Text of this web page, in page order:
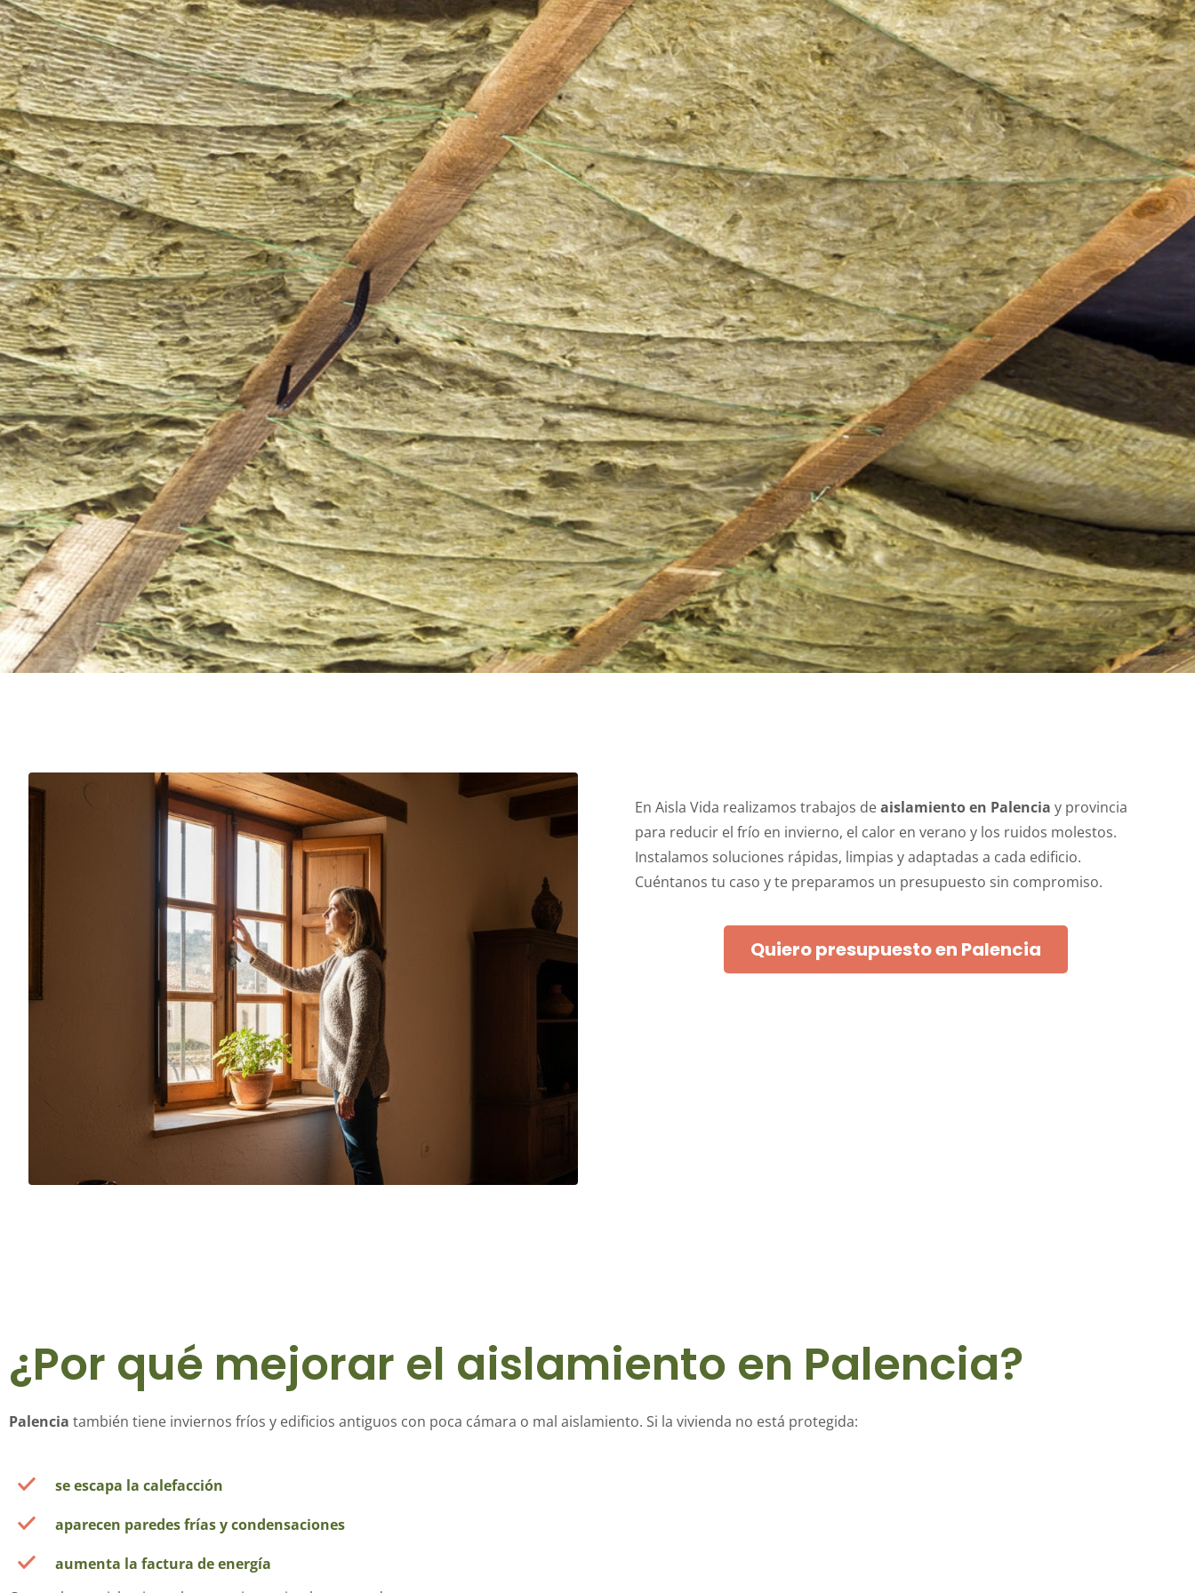
En Aisla Vida realizamos trabajos deaislamiento en Palencia y provincia
para reducir el frío en invierno, el calor en verano y los ruidos molestos.
Instalamos soluciones rápidas, limpias y adaptadas a cada edificio.
Cuéntanos tu caso y te preparamos un presupuesto sin compromiso.
Quiero presupuesto en Palencia
¿Por qué mejorar el aislamiento en Palencia?
Palencia también tiene inviernos fríos y edificios antiguos con poca cámara o mal aislamiento. Si la vivienda no está protegida:
se escapa la calefacción
aparecen paredes frías y condensaciones
aumenta la factura de energía